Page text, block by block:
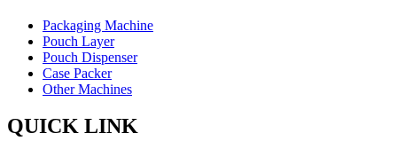
Packaging Machine
Pouch Layer
Pouch Dispenser
Case Packer
Other Machines
QUICK LINK